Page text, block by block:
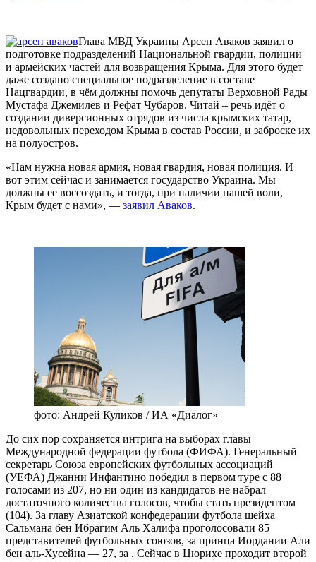
Глава МВД Украины Арсен Аваков заявил о
подготовке подразделений Национальной гвардии, полиции
и армейских частей для возвращения Крыма. Для этого будет
даже создано специальное подразделение в составе
Нацгвардии, в чём должны помочь депутаты Верховной Рады
Мустафа Джемилев и Рефат Чубаров. Читай – речь идёт о
создании диверсионных отрядов из числа крымских татар,
недовольных переходом Крыма в состав России, и заброске их
на полуостров.
«Нам нужна новая армия, новая гвардия, новая полиция. И
вот этим сейчас и занимается государство Украина. Мы
должны ее воссоздать, и тогда, при наличии нашей воли,
Крым будет с нами», — заявил Аваков.
фото: Андрей Куликов / ИА «Диалог»
До сих пор сохраняется интрига на выборах главы
Международной федерации футбола (ФИФА). Генеральный
секретарь Союза европейских футбольных ассоциаций
(УЕФА) Джанни Инфантино победил в первом туре с 88
голосами из 207, но ни один из кандидатов не набрал
достаточного количества голосов, чтобы стать президентом
(104). За главу Азиатской конфедерации футбола шейха
Сальмана бен Ибрагим Аль Халифа проголосовали 85
представителей футбольных союзов, за принца Иордании Али
бен аль-Хусейна — 27, за . Сейчас в Цюрихе проходит второй